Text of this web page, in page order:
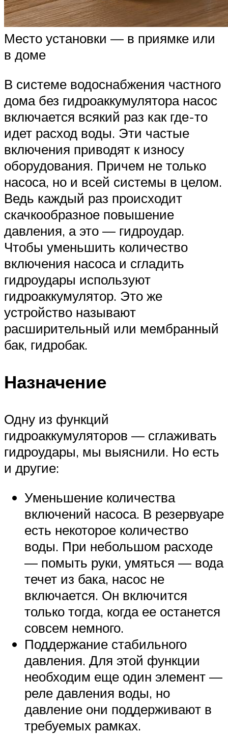
Место установки — в приямке или
в доме
В системе водоснабжения частного
дома без гидроаккумулятора насос
включается всякий раз как где-то
идет расход воды. Эти частые
включения приводят к износу
оборудования. Причем не только
насоса, но и всей системы в целом.
Ведь каждый раз происходит
скачкообразное повышение
давления, а это — гидроудар.
Чтобы уменьшить количество
включения насоса и сгладить
гидроудары используют
гидроаккумулятор. Это же
устройство называют
расширительный или мембранный
бак, гидробак.
Назначение
Одну из функций
гидроаккумуляторов — сглаживать
гидроудары, мы выяснили. Но есть
и другие:
Уменьшение количества
включений насоса. В резервуаре
есть некоторое количество
воды. При небольшом расходе
— помыть руки, умяться — вода
течет из бака, насос не
включается. Он включится
только тогда, когда ее останется
совсем немного.
Поддержание стабильного
давления. Для этой функции
необходим еще один элемент —
реле давления воды, но
давление они поддерживают в
требуемых рамках.